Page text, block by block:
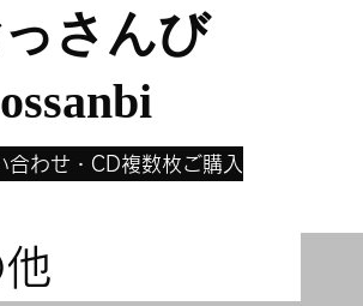
さんび​
合わせ・CD複数枚ご購入